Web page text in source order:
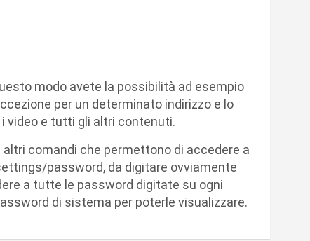
modo avete la possibilità ad esempio
per un determinato indirizzo e lo
video e tutti gli altri contenuti.
comandi che permettono di accedere a
password, da digitare ovviamente
a tutte le password digitate su ogni
di sistema per poterle visualizzare.